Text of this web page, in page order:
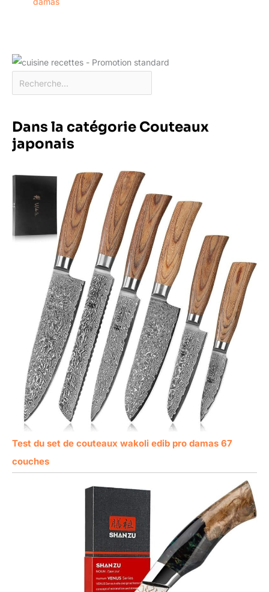
Dans la catégorie Couteaux
japonais
Test du set de couteaux wakoli edib pro damas 67
couches